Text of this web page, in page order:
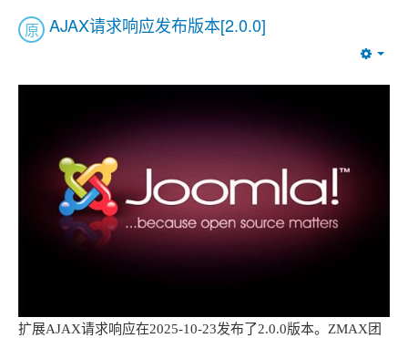
AJAX请求响应发布版本[2.0.0]
原
扩展AJAX请求响应在2025-10-23发布了2.0.0版本。ZMAX团